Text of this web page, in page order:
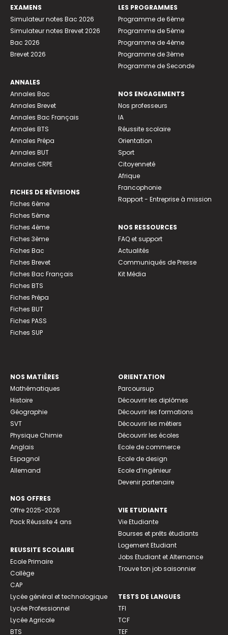
EXAMENS
Simulateur notes Bac 2026
Simulateur notes Brevet 2026
Bac 2026
Brevet 2026
ANNALES
Annales Bac
Annales Brevet
Annales Bac Français
Annales BTS
Annales Prépa
Annales BUT
Annales CRPE
FICHES DE RÉVISIONS
Fiches 6ème
Fiches 5ème
Fiches 4ème
Fiches 3ème
Fiches Bac
Fiches Brevet
Fiches Bac Français
Fiches BTS
Fiches Prépa
Fiches BUT
Fiches PASS
Fiches SUP
LES PROGRAMMES
Programme de 6ème
Programme de 5ème
Programme de 4ème
Programme de 3ème
Programme de Seconde
NOS ENGAGEMENTS
Nos professeurs
IA
Réussite scolaire
Orientation
Sport
Citoyenneté
Afrique
Francophonie
Rapport - Entreprise à mission
NOS RESSOURCES
FAQ et support
Actualités
Communiqués de Presse
Kit Média
NOS MATIÈRES
Mathématiques
Histoire
Géographie
SVT
Physique Chimie
Anglais
Espagnol
Allemand
NOS OFFRES
Offre 2025-2026
Pack Réussite 4 ans
REUSSITE SCOLAIRE
Ecole Primaire
Collège
CAP
Lycée général et technologique
Lycée Professionnel
Lycée Agricole
BTS
ORIENTATION
Parcoursup
Découvrir les diplômes
Découvrir les formations
Découvrir les métiers
Découvrir les écoles
Ecole de commerce
Ecole de design
Ecole d’ingénieur
Devenir partenaire
VIE ETUDIANTE
Vie Etudiante
Bourses et prêts étudiants
Logement Etudiant
Jobs Etudiant et Alternance
Trouve ton job saisonnier
TESTS DE LANGUES
TFI
TCF
TEF